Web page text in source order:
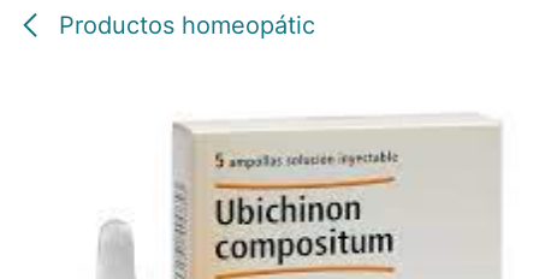
Productos homeopátic